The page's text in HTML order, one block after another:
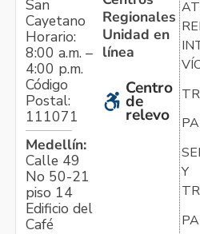
San
Cayetano
Horario:
8:00 a.m. –
4:00 p.m.
Código
Postal:
111071
Medellín:
Calle 49
No 50-21
piso 14
Edificio del
Café
Regionales
Unidad en
línea
Centro
de
relevo
Y